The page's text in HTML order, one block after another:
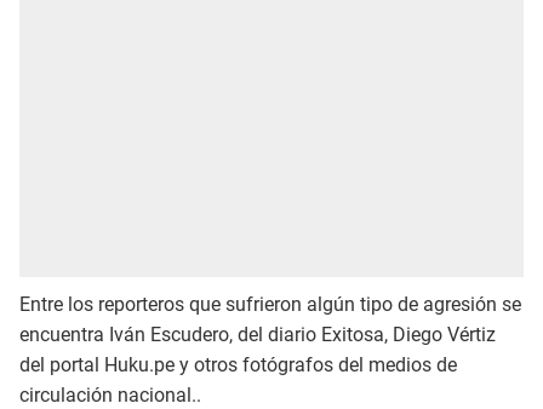
Entre los reporteros que sufrieron algún tipo de agresión se
encuentra Iván Escudero, del diario Exitosa, Diego Vértiz
del portal Huku.pe y otros fotógrafos del medios de
circulación nacional..